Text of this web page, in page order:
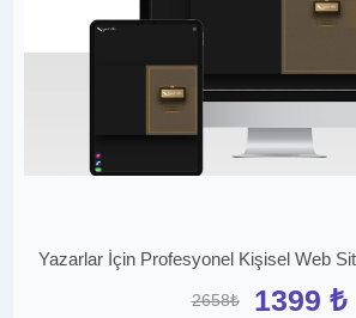
Yazarlar İçin Profesyonel Kişisel Web
2658₺ 1399 ₺